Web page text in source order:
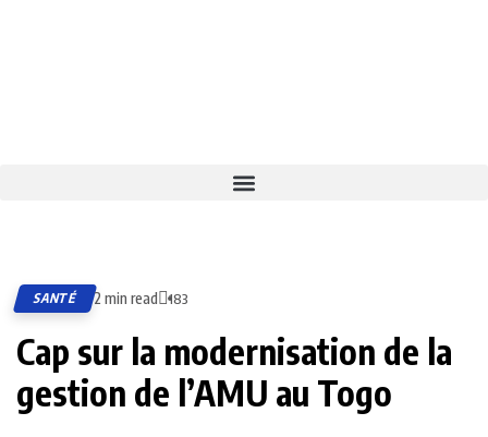
SANTÉ 2 min read 183
Cap sur la modernisation de la
gestion de l’AMU au Togo